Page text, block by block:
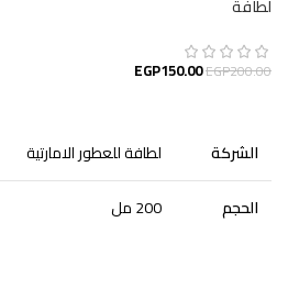
لطافة
EGP200.00
EGP150.00
الشركة
لطافة للعطور الامارتية
الحجم
200 مل